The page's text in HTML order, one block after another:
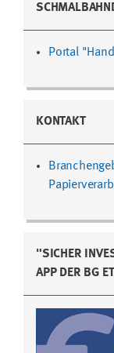
Portal
KONTAKT
"SICHER
APP DER BG